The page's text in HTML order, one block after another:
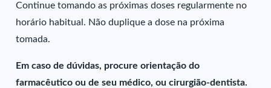
Continue tomando as próximas doses regularmente no
horário habitual. Não duplique a dose na próxima
tomada.
Em caso de dúvidas, procure orientação do
farmacêutico ou de seu médico, ou cirurgião-dentista.